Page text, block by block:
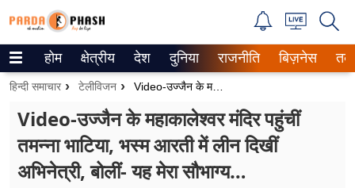
Trending on Google News
वेब स्टोरीज
उत्तर प्रदेश
होम क्षेत्रीय देश दुनिया राजनीति बिज़नेस
हिन्दी समाचार टेलीविजन Video-उज्जैन के महाकालेश्वर मंदिर पहुंचीं तमन्ना भाटिया, भस्म आरती में लीन दिखीं अभिनेत्री, बोलीं- यह मेरा सौभाग्य…
Video-उज्जैन के महाकालेश्वर मंदिर पहुंचीं
तमन्ना भाटिया, भस्म आरती में लीन दिखीं
अभिनेत्री, बोलीं- यह मेरा सौभाग्य…